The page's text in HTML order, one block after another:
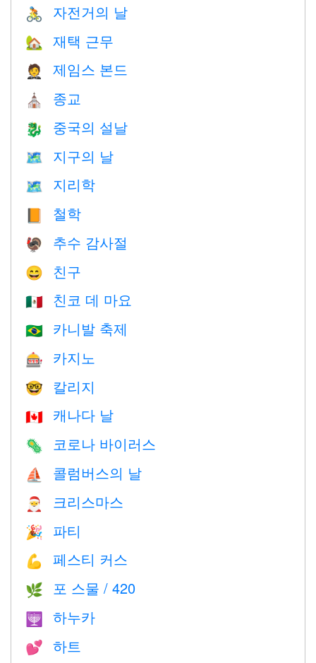
🚴 자전거의 날
🏡 재택 근무
🤵 제임스 본드
⛪️ 종교
🐉 중국의 설날
🗺️ 지구의 날
🗺 지리학
📙 철학
🦃 추수 감사절
😄 친구
🇲🇽 친코 데 마요
🇧🇷 카니발 축제
🎰 카지노
🤓 칼리지
🇨🇦 캐나다 날
🦠 코로나 바이러스
⛵️ 콜럼버스의 날
🎅 크리스마스
🎉 파티
💪 페스티 커스
🌿 포 스물 / 420
🕎 하누카
💕 하트